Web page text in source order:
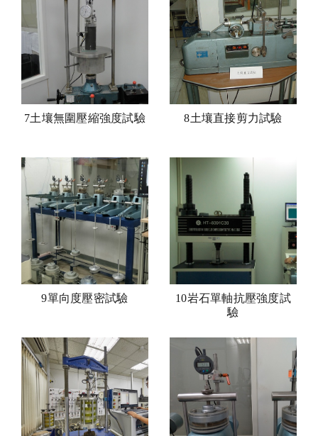
7土壤無圍壓縮強度試驗 8土壤直接剪力試驗
9單向度壓密試驗
10岩石單軸抗壓強度試
驗